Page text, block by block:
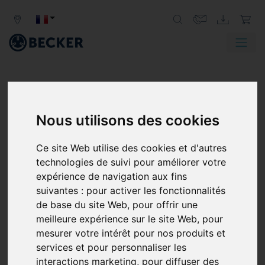
Nous utilisons des cookies
Ce site Web utilise des cookies et d'autres
technologies de suivi pour améliorer votre
expérience de navigation aux fins
suivantes : pour activer les fonctionnalités
de base du site Web, pour offrir une
meilleure expérience sur le site Web, pour
mesurer votre intérêt pour nos produits et
services et pour personnaliser les
interactions marketing, pour diffuser des